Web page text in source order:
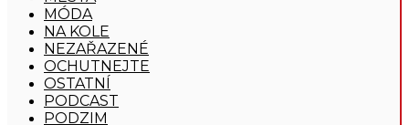
MÓDA
NA KOLE
NEZAŘAZENÉ
OCHUTNEJTE
OSTATNÍ
PODCAST
PODZIM